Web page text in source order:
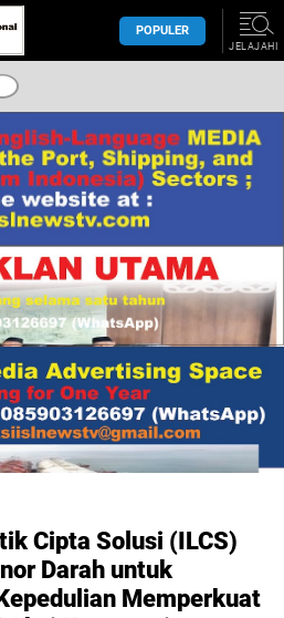
POPULER
JELAJAHI
Cipta Solusi (ILCS)
Darah untuk
Memperkuat